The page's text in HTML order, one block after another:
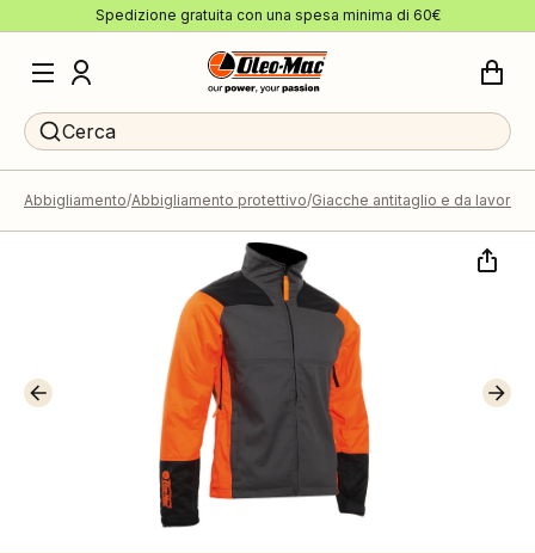
Spedizione gratuita con una spesa minima di 60€
Cerca
Abbigliamento Abbigliamento protettivo Giacche antitaglio e da lavoro